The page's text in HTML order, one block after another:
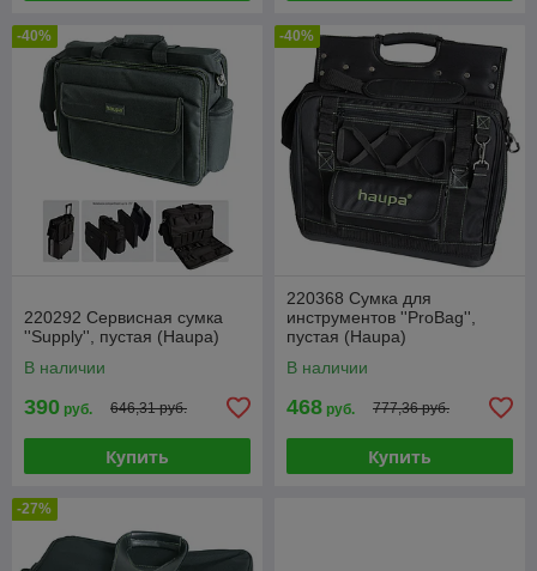
-40%
220292 Сервисная сумка
''Supply'', пустая (Haupa)
В наличии
390 руб. 646,31 руб.
Купить
-40%
220368 Сумка для
инструментов ''ProBag'',
пустая (Haupa)
В наличии
468 руб. 777,36 руб.
Купить
-27%